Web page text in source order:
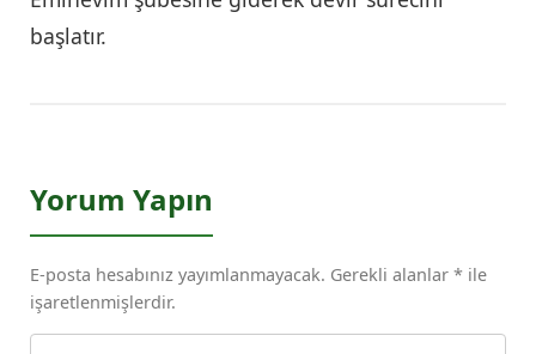
başlatır.
Yorum Yapın
E-posta hesabınız yayımlanmayacak. Gerekli alanlar * ile
işaretlenmişlerdir.